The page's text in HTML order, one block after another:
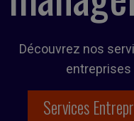
Découvrez nos
entreprises
Services